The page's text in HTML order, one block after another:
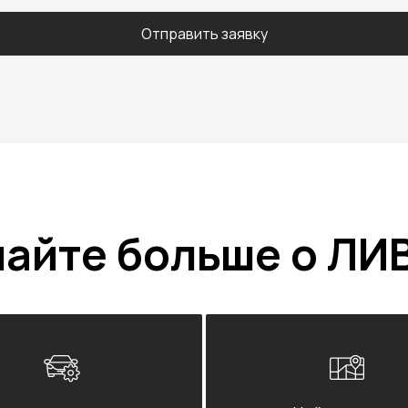
Отправить заявку
больше о